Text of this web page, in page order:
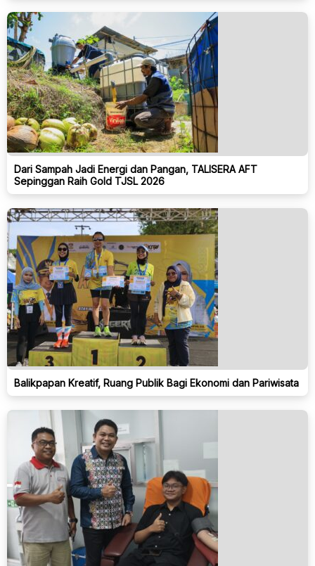
Dari Sampah Jadi Energi dan Pangan, TALISERA AFT
Sepinggan Raih Gold TJSL 2026
Balikpapan Kreatif, Ruang Publik Bagi Ekonomi dan Pariwisata